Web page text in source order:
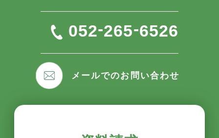
052-265-6526
メールでのお問い合わせ